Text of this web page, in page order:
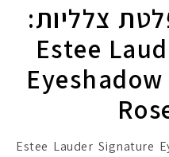
צלליות:
Estee
Estee Lauder Signature Eyeshadow Quad No.15 - Rose